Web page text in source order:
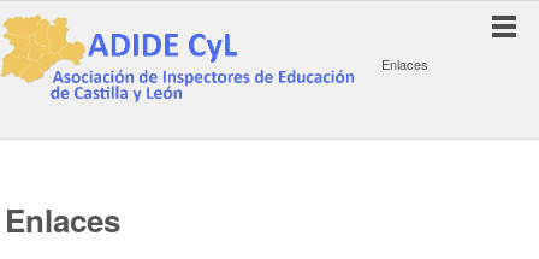
Enlaces
Enlaces